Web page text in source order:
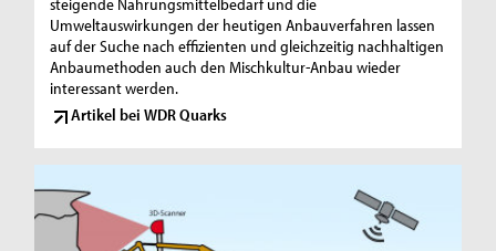
Umweltauswirkungen der heutigen Anbauverfahren lassen
auf der Suche nach effizienten und gleichzeitig nachhaltigen
Anbaumethoden auch den Mischkultur-Anbau wieder
interessant werden.
Artikel bei WDR Quarks